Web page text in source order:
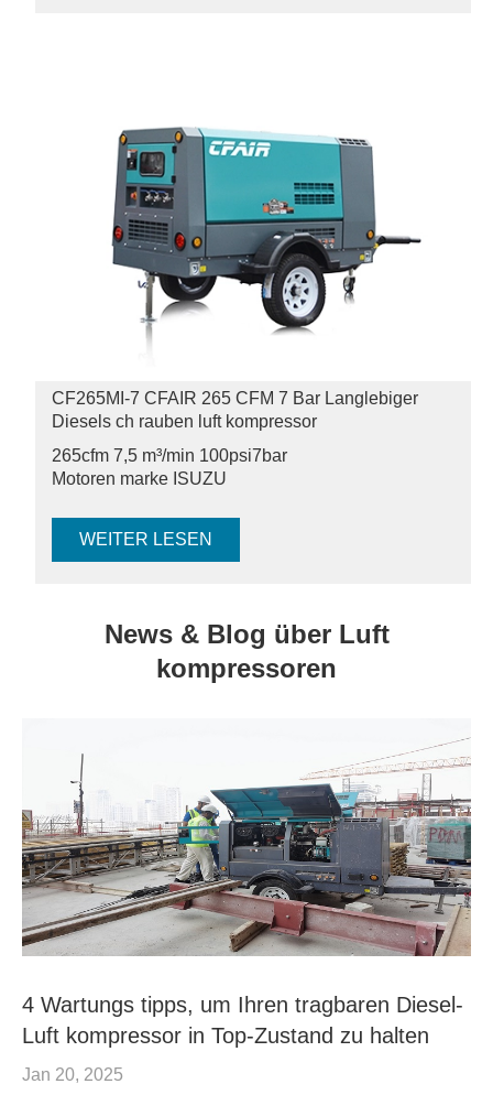
CF265MI-7 CFAIR 265 CFM 7 Bar Langlebiger
Diesels ch rauben luft kompressor
265cfm 7,5 m³/min 100psi7bar
Motoren marke ISUZU
WEITER LESEN
News & Blog über Luft
kompressoren
4 Wartungs tipps, um Ihren tragbaren Diesel-
Luft kompressor in Top-Zustand zu halten
Jan 20, 2025